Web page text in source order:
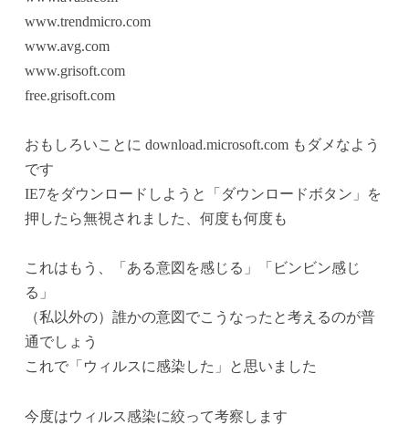
www.trendmicro.com
www.avg.com
www.grisoft.com
free.grisoft.com
おもしろいことに download.microsoft.com もダメなよう
です
IE7をダウンロードしようと「ダウンロードボタン」を
押したら無視されました、何度も何度も
これはもう、「ある意図を感じる」「ビンビン感じ
る」
（私以外の）誰かの意図でこうなったと考えるのが普
通でしょう
これで「ウィルスに感染した」と思いました
今度はウィルス感染に絞って考察します